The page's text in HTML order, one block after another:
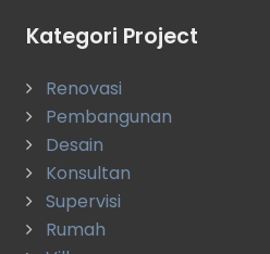
Kategori Project
Renovasi
Pembangunan
Desain
Konsultan
Supervisi
Rumah